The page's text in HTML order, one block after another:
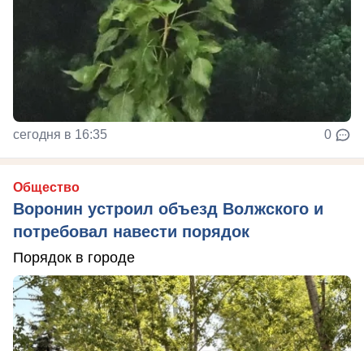
сегодня в 16:35 0
Общество
Воронин устроил объезд Волжского и
потребовал навести порядок
Порядок в городе